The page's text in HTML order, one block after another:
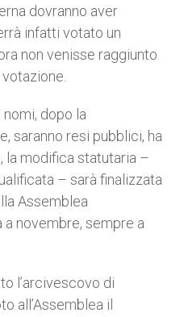
dovranno aver
infatti votato un
non venisse raggiunto
dopo la
saranno resi pubblici, ha
la modifica statutaria –
– sarà finalizzata
Assemblea
novembre, sempre a
l’arcivescovo di
all’Assemblea il